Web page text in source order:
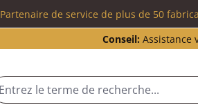
Partenaire de service de plus de 50
Conseil: Assistance